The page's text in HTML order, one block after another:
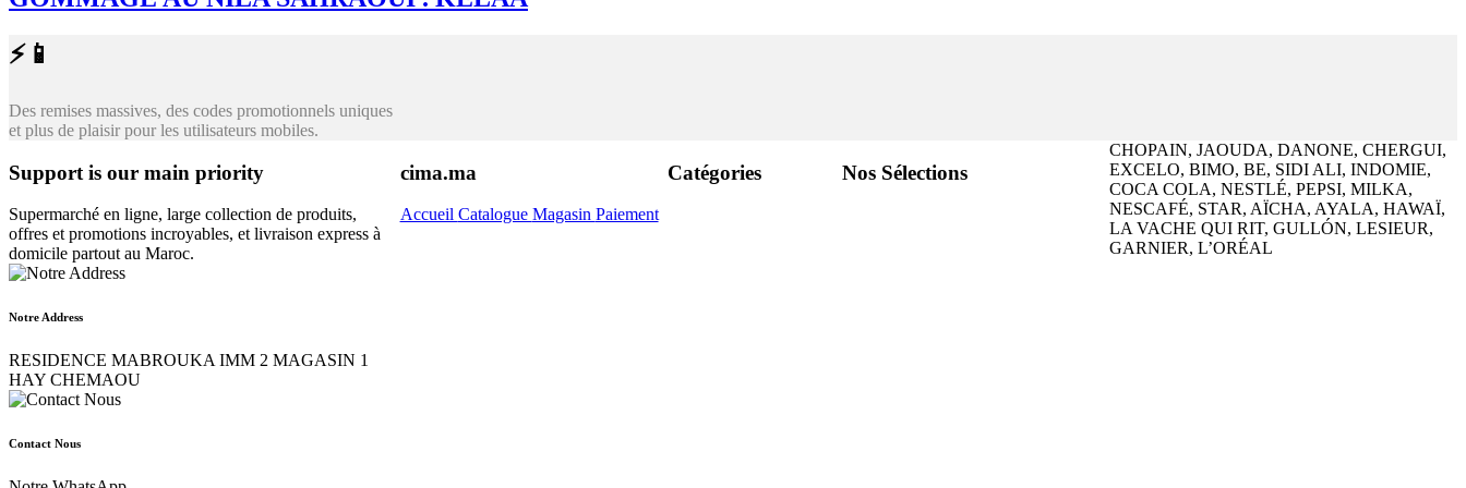
⚡📱
Des remises massives, des codes promotionnels uniques
et plus de plaisir pour les utilisateurs mobiles.
Support is our main priority
Supermarché en ligne, large collection de produits,
offres et promotions incroyables, et livraison express à
domicile partout au Maroc.
Notre Address
RESIDENCE MABROUKA IMM 2 MAGASIN 1
HAY CHEMAOU
Contact Nous
cima.ma
Accueil Catalogue Magasin Paiement
Catégories Nos Sélections
CHOPAIN, JAOUDA, DANONE, CHERGUI,
EXCELO, BIMO, BE, SIDI ALI, INDOMIE,
COCA COLA, NESTLÉ, PEPSI, MILKA,
NESCAFÉ, STAR, AÏCHA, AYALA, HAWAÏ,
LA VACHE QUI RIT, GULLÓN, LESIEUR,
GARNIER, L’ORÉAL